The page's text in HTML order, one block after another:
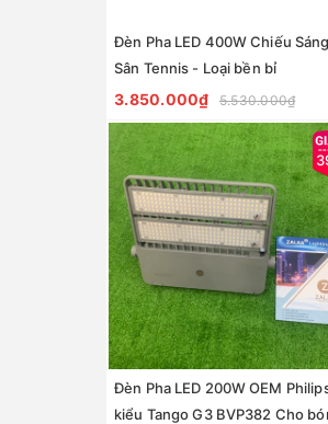
Đèn Pha LED 400W Chiếu Sáng
Sân Tennis - Loại bền bỉ
3.850.000₫ 5.530.000₫
Đèn Pha LED 200W OEM
kiểu Tango G3 BVP382 Cho